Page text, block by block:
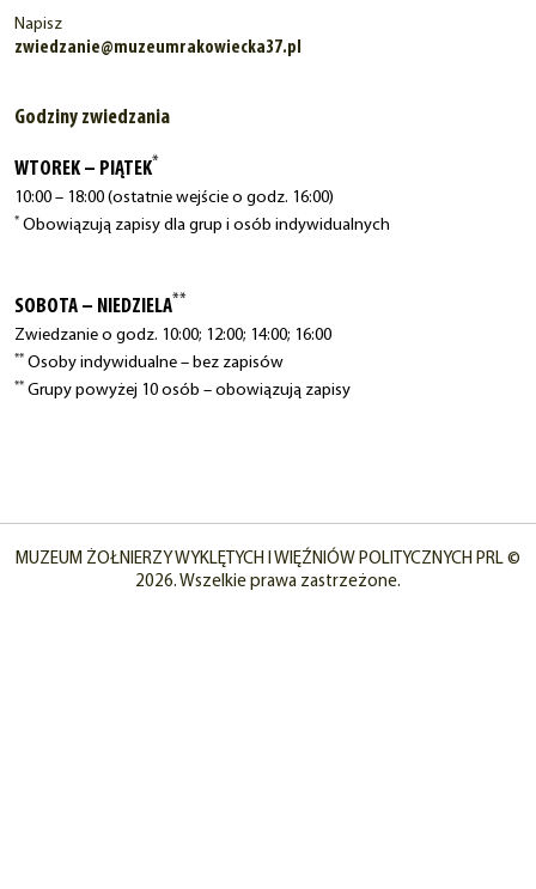
Napisz
zwiedzanie@muzeumrakowiecka37.pl
Godziny zwiedzania
WTOREK – PIĄTEK*
10:00 – 18:00 (ostatnie wejście o godz. 16:00)
* Obowiązują zapisy dla grup i osób indywidualnych
SOBOTA – NIEDZIELA**
Zwiedzanie o godz. 10:00; 12:00; 14:00; 16:00
** Osoby indywidualne – bez zapisów
** Grupy powyżej 10 osób – obowiązują zapisy
MUZEUM ŻOŁNIERZY WYKLĘTYCH I WIĘŹNIÓW POLITYCZNYCH PRL ©
2026. Wszelkie prawa zastrzeżone.